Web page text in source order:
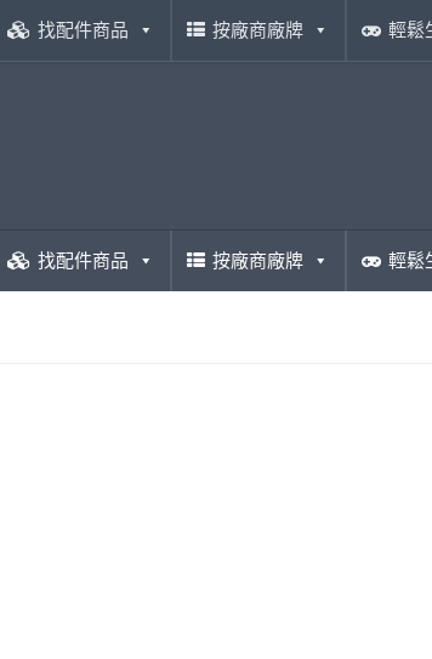
找配件商品 按廠商廠牌 輕鬆
找配件商品 按廠商廠牌 輕鬆